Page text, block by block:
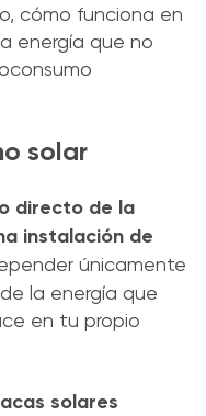
cómo funciona en
energía que no
solar
directo de la
instalación de
únicamente
la energía que
en tu propio
solares